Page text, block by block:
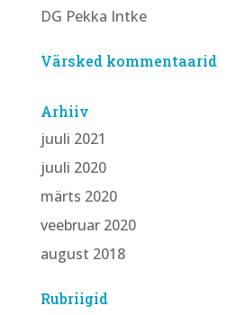
DG Pekka Intke
Värsked kommentaarid
Arhiiv
juuli 2021
juuli 2020
märts 2020
veebruar 2020
august 2018
Rubriigid